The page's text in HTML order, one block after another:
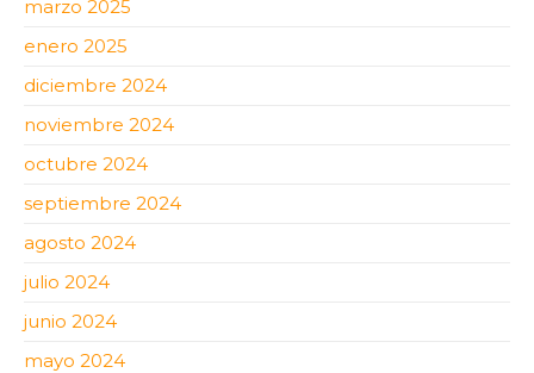
marzo 2025
enero 2025
diciembre 2024
noviembre 2024
octubre 2024
septiembre 2024
agosto 2024
julio 2024
junio 2024
mayo 2024